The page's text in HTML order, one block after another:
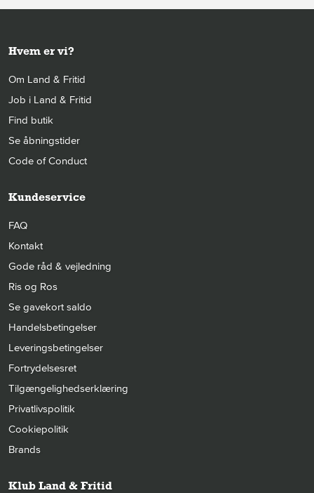
Hvem er vi?
Om Land & Fritid
Job i Land & Fritid
Find butik
Se åbningstider
Code of Conduct
Kundeservice
FAQ
Kontakt
Gode råd & vejledning
Ris og Ros
Se gavekort saldo
Handelsbetingelser
Leveringsbetingelser
Fortrydelsesret
Tilgængelighedserklæring
Privatlivspolitik
Cookiepolitik
Brands
Klub Land & Fritid